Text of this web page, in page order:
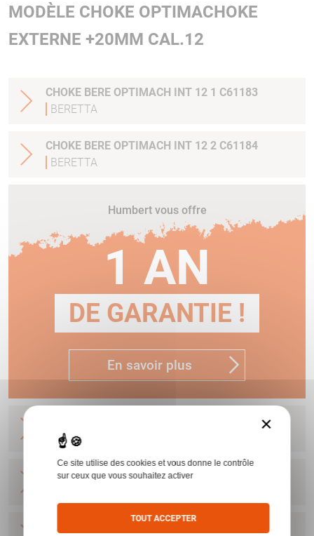
MODÈLE CHOKE OPTIMACHOKE
EXTERNE +20MM CAL.12
CHOKE BERE OPTIMACH INT 12 1 C61183
BERETTA
CHOKE BERE OPTIMACH INT 12 2 C61184
BERETTA
Humbert vous offre
1 AN
DE GARANTIE !
En savoir plus
BERETTA
×
Ce site utilise des cookies et vous donne le contrôle
sur ceux que vous souhaitez activer
TOUT ACCEPTER